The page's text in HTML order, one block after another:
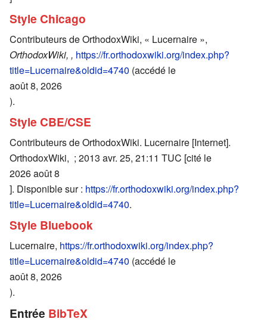
Style Chicago
Contributeurs de OrthodoxWiki, « Lucernaire »,
OrthodoxWiki, , https://fr.orthodoxwiki.org/index.php?
title=Lucernaire&oldid=4740 (accédé le
août 8, 2026
).
Style CBE/CSE
Contributeurs de OrthodoxWiki. Lucernaire [Internet].
OrthodoxWiki, ; 2013 avr. 25, 21:11 TUC [cité le
2026 août 8
]. Disponible sur : https://fr.orthodoxwiki.org/index.php?
title=Lucernaire&oldid=4740.
Style Bluebook
Lucernaire, https://fr.orthodoxwiki.org/index.php?
title=Lucernaire&oldid=4740 (accédé le
août 8, 2026
).
Entrée BibTeX